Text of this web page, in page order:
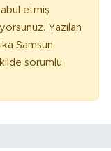
etmiş
Yazılan
Samsun
sorumlu